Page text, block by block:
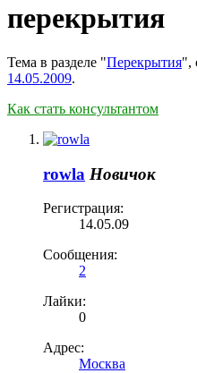
перекрытия
Тема в разделе "Перекрытия",
14.05.2009.
Как стать консультантом
rowla Новичок
Регистрация:
14.05.09
Сообщения:
2
Лайки:
0
Адрес:
Москва